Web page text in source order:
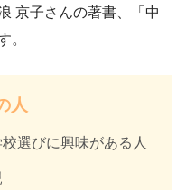
京子さんの著書、「中
。
人
選びに興味がある人